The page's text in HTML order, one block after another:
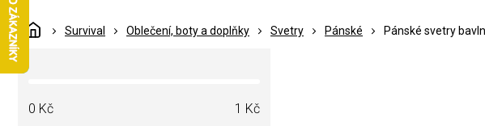
DomůSurvival Oblečení, boty a doplňky Svetry Pánské Pánské svetry
P
o
0 Kč 1 Kč